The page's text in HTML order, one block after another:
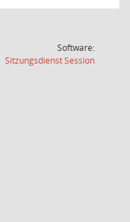
Software:
SitzungsdienstSession(Wird in